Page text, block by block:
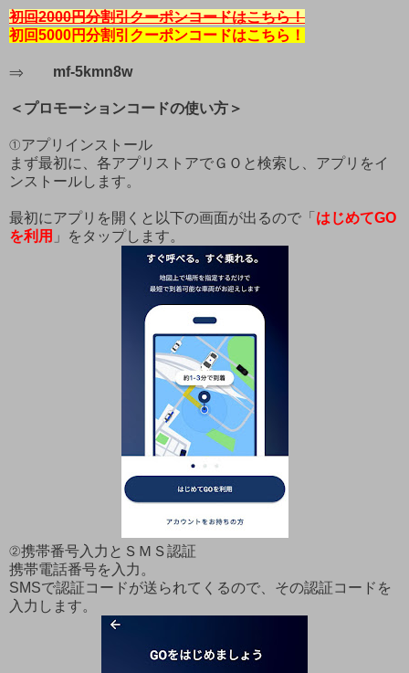
初回2000円分割引クーポンコードはこちら！
初回5000円分割引クーポンコードはこちら！
⇒ mf-5kmn8w
＜プロモーションコードの使い方＞
①アプリインストール
まず最初に、各アプリストアでＧＯと検索し、アプリをイ
ンストールします。
最初にアプリを開くと以下の画面が出るので「 はじめてGO
を利用 」をタップします。
②携帯番号入力とＳＭＳ認証
携帯電話番号を入力。
SMSで認証コードが送られてくるので、その認証コードを
入力します。